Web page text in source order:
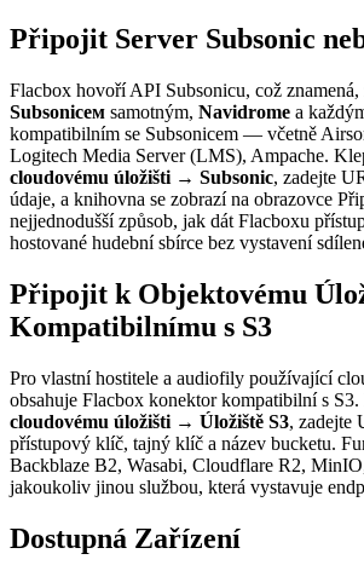
Připojit Server Subsonic
Flacbox hovoří API Subsonicu, což znamená,
Subsonicем samotným, Navidrome a
kompatibilním se Subsonicem — včetně
Logitech Media Server (LMS), Ampache.
cloudovému úložišti → Subsonic, zadejte
údaje, a knihovna se zobrazí na obrazovce
nejjednodušší způsob, jak dát Flacboxu
hostované hudební sbírce bez vystavení
Připojit k Objektovému
Kompatibilnímu s S3
Pro vlastní hostitele a audiofily používající
obsahuje Flacbox konektor kompatibilní s S3.
cloudovému úložišti → Úložiště S3, zadejte
přístupový klíč, tajný klíč a název bucketu.
Backblaze B2, Wasabi, Cloudflare R2,
jakoukoliv jinou službou, která vystavuje
Dostupná Zařízení